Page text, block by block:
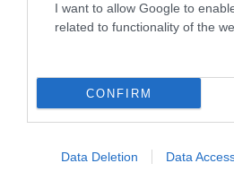
I want to allow Google to
related to functionality of the
CONFIRM
Data Deletion Data
párkapcsolat
HASONLÓ BEJEGYZÉSEK